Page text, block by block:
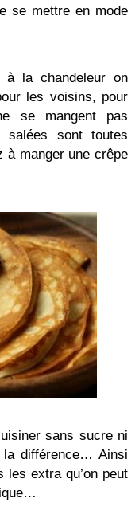
se mettre en mode
la chandeleur on
les voisins, pour
se mangent pas
salées sont toutes
manger une crêpe
sans sucre ni
différence… Ainsi
extra qu’on peut